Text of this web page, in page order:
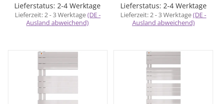
Lieferstatus: 2-4 Werktage
Lieferzeit:2 - 3 Werktage(DE -
Ausland abweichend)
Lieferstatus: 2-4 Werktage
Lieferzeit:2 - 3 Werktage(DE -
Ausland abweichend)